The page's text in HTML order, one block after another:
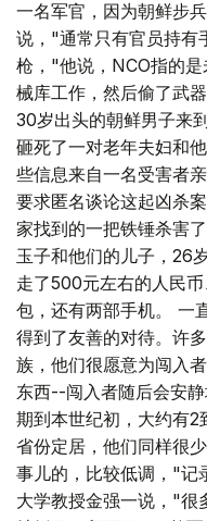
一名军官，因为朝鲜步
说，"通常只有官员持有
枪，"他说，NCO指的
械库工作，然后偷了武
30岁出头的朝鲜男子来
砸死了一对老年夫妇和
些信息来自一名受害者
要求匿名谈论这起凶杀
家找到的一把铁锤杀害
玉子和他们的儿子，26
走了500元左右的人民
包，还有两部手机。 一
得到了友善的对待。许
族，他们很愿意为闯入
东西--闯入者随后会安
期到本世纪初，大约有2
省份定居，他们同样很
事儿的，比较低调，"记
大学教授金强一说，"很